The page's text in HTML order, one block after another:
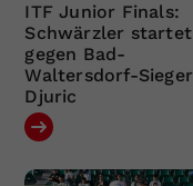
ITF Junior Finals:
Schwärzler startet
gegen Bad-
Waltersdorf-Sieger
Djuric